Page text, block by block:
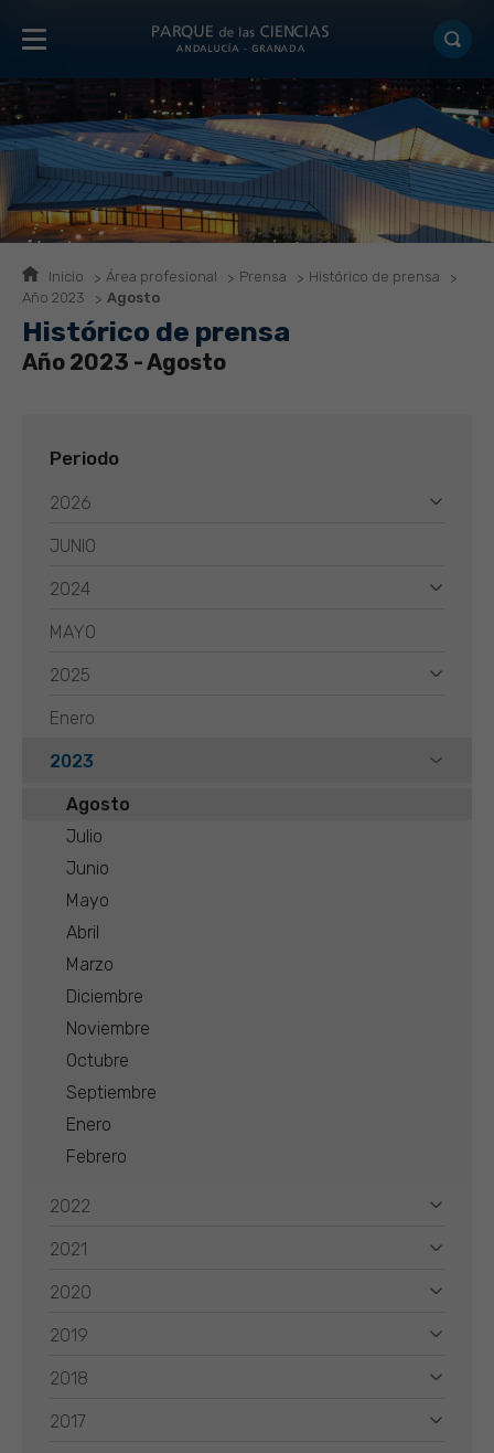
Inicio Área profesional Prensa
Histórico de prensa
Año 2023
Agosto
Histórico de prensa
Año 2023 - Agosto
Periodo
2026
JUNIO
2024
MAYO
2025
Enero
2023
Agosto
Julio
Junio
Mayo
Abril
Marzo
Diciembre
Noviembre
Octubre
Septiembre
Enero
Febrero
2022
2021
2020
2019
2018
2017